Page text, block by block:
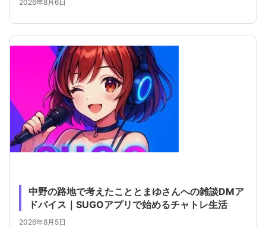
2026年8月6日
中野の路地で考えたこととまゆさんへの雑談DMア
ドバイス｜SUGOアプリで始めるチャトレ生活
2026年8月5日